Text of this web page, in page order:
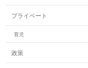
プライベート
育児
政策